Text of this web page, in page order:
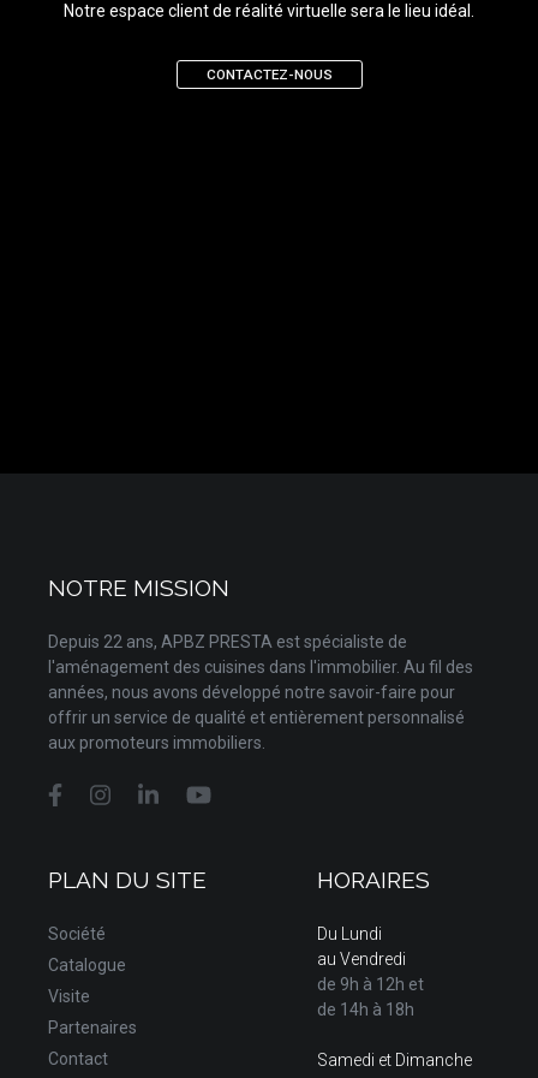
Notre espace client de réalité virtuelle sera le lieu idéal.
CONTACTEZ-NOUS
NOTRE MISSION
Depuis 22 ans, APBZ PRESTA est spécialiste de
l'aménagement des cuisines dans l'immobilier. Au fil des
années, nous avons développé notre savoir-faire pour
offrir un service de qualité et entièrement personnalisé
aux promoteurs immobiliers.
PLAN DU SITE
Société
Catalogue
Visite
Partenaires
Contact
HORAIRES
Du Lundi
au Vendredi
de 9h à 12h et
de 14h à 18h
Samedi et Dimanche